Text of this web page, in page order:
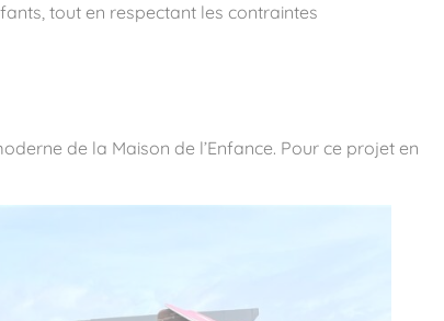
tout en respectant les contraintes
de la Maison de l’Enfance. Pour ce projet en